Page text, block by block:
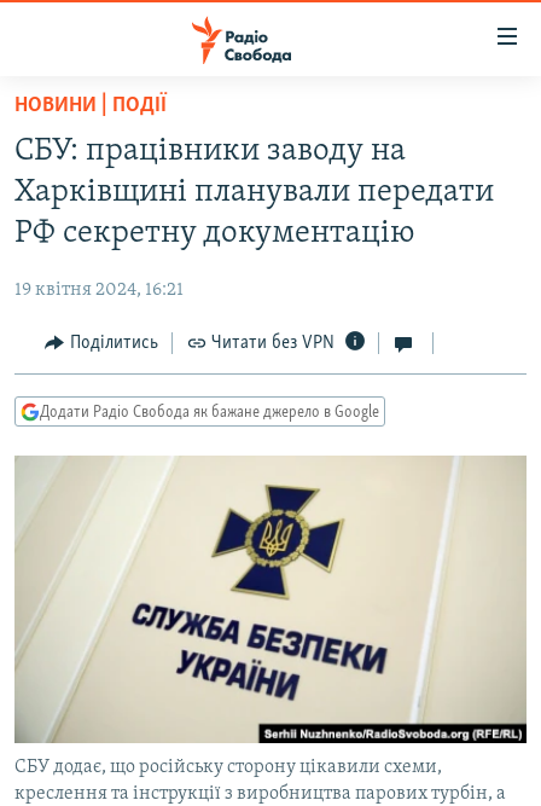
Перейти
основного
матеріалу
Перейти
до
основної
Перейти
до
пошуку
ВСЕ ЗА ДОБУ
СТАТТІ
СУСПІЛЬСТВО
РОСІЙСЬКА «ФІЛЬТРАЦІЯ»
ДОНБАС.РЕАЛІЇ
ТИ ЯК?
КИТАЙ.ВИКЛИКИ
МУЛЬТИМЕДІА
ФОТО
СПЕЦПРОЄКТИ
ПОДКАСТИ
КРИМ РЕАЛІЇ
РУС
НОВИНИ | ПОДІЇ
СБУ: працівники заводу на
Харківщині планували передати
РФ секретну документацію
19 квітня 2024, 16:21
Поділитись Читати без VPN
Додати Радіо Свобода як бажане джерело в Google
СБУ додає, що російську сторону цікавили схеми,
креслення та інструкції з виробництва парових турбін, а